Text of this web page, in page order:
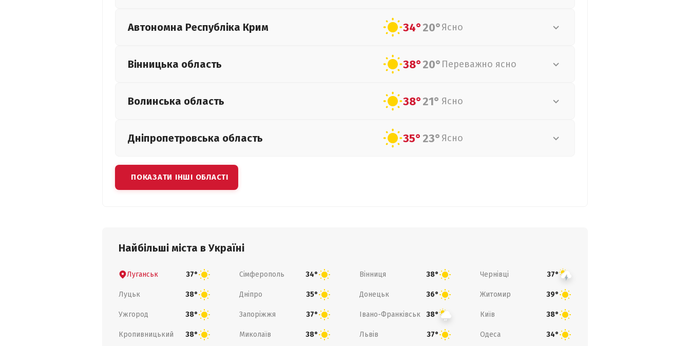
Автономна Республіка Крим 34°20°Ясно
Вінницька область 38°20° Переважно ясно
Волинська область 38°21° Ясно
Дніпропетровська область 35°23° Ясно
ПОКАЗАТИ ІНШІ ОБЛАСТІ
Найбільші міста в Україні
Луганськ 37° Сімферополь 34° Вінниця 38° Чернівці 37°
Луцьк 38° Дніпро 35° Донецьк 36° Житомир 39°
Ужгород 38° Запоріжжя 37° Івано-Франківськ 38° Київ 38°
Кропивницький 38° Миколаїв 38° Львів 37° Одеса 34°